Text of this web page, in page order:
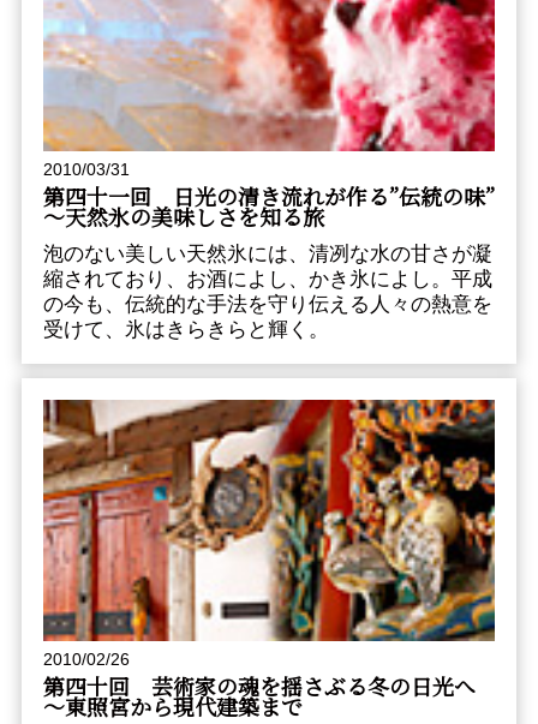
2010/03/31
第四十一回 日光の清き流れが作る”伝統の味”
～天然氷の美味しさを知る旅
泡のない美しい天然氷には、清冽な水の甘さが凝
縮されており、お酒によし、かき氷によし。平成
の今も、伝統的な手法を守り伝える人々の熱意を
受けて、氷はきらきらと輝く。
2010/02/26
第四十回 芸術家の魂を揺さぶる冬の日光へ
～東照宮から現代建築まで